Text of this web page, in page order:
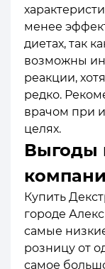
менее
диетах, так
возможны
реакции,
редко.
врачом при
целях.
Выгоды
Купить
городе
самые
розницу от
самое